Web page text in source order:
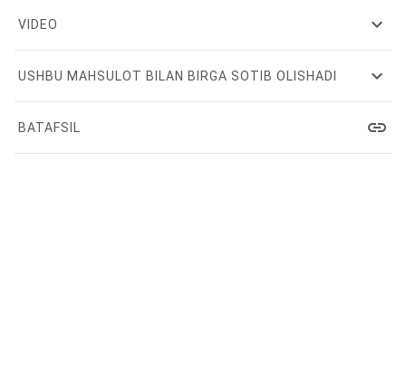
VIDEO expand_more
USHBU MAHSULOT BILAN BIRGA SOTIB OLISHADI expand_more
BATAFSIL link